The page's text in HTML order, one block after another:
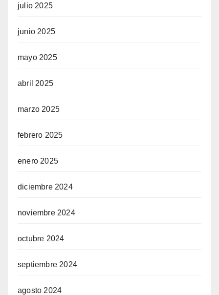
julio 2025
junio 2025
mayo 2025
abril 2025
marzo 2025
febrero 2025
enero 2025
diciembre 2024
noviembre 2024
octubre 2024
septiembre 2024
agosto 2024